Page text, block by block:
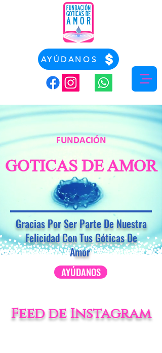
AYÚDANOS
FUNDACIÓN
GOTICAS DE AMOR
Gracias Por Ser Parte De Nuestra
Felicidad Con Tus Góticas De
Amor
AYÚDANOS
Feed de Instagram